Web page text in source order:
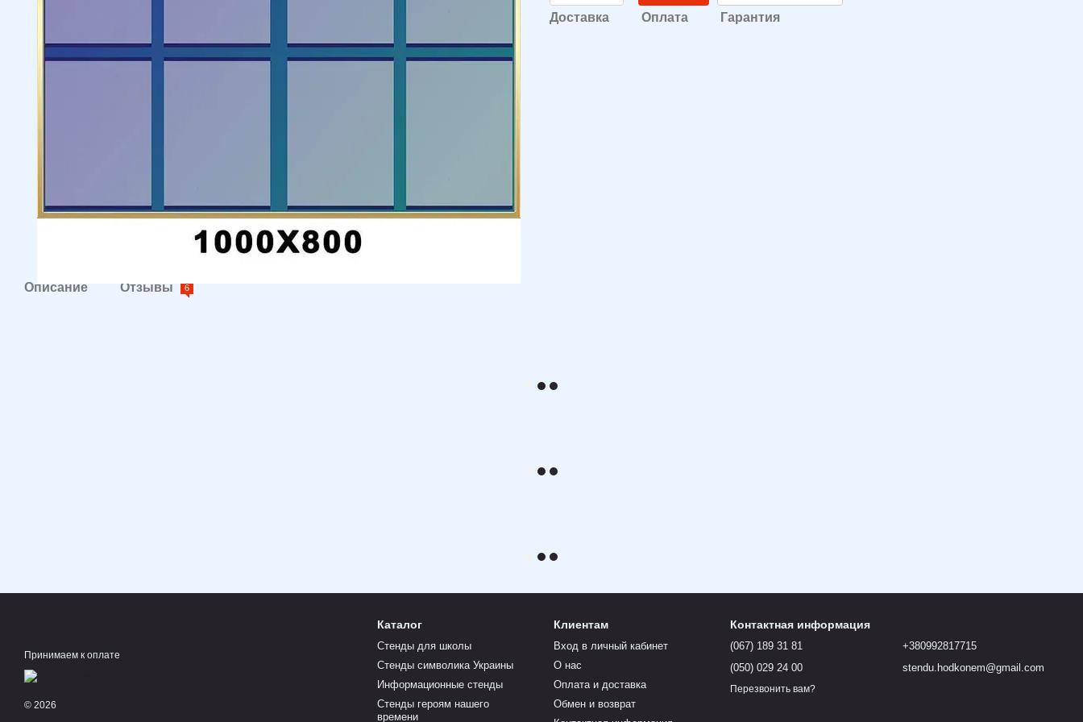
Описание Отзывы 6
Доставка Оплата Гарантия
Принимаем к оплате
© 2026
Каталог
Стенды для школы
Стенды символика Украины
Информационные стенды
Стенды героям нашего
времени
Клиентам
Вход в личный кабинет
О нас
Оплата и доставка
Обмен и возврат
Контактная информация
(067) 189 31 81
(050) 029 24 00
Перезвонить вам?
+380992817715
stendu.hodkonem@gmail.com